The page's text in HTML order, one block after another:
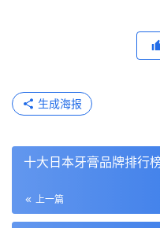
生成海报
十大日本牙膏品牌排行
上一篇